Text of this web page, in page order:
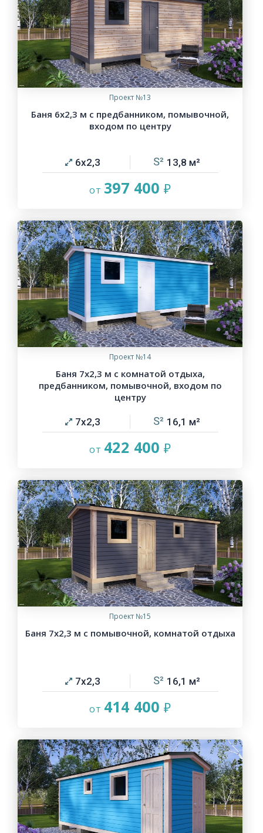
Проект №13
Баня 6х2,3 м с предбанником, помывочной,
входом по центру
6х2,3 13,8
397 400
Проект №14
Баня 7х2,3 м с комнатой отдыха,
предбанником, помывочной, входом по
центру
7х2,3 16,1
422 400
Проект №15
Баня 7х2,3 м с помывочной, комнатой отдыха
7х2,3 16,1
414 400